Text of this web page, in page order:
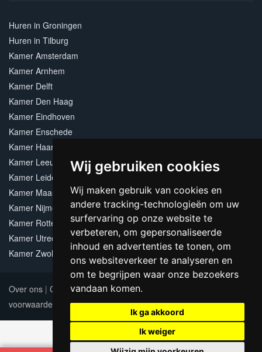
Wij gebruiken cookies
Wij maken gebruik van cookies en
andere tracking-technologieën om uw
surfervaring op onze website te
verbeteren, om gepersonaliseerde
inhoud en advertenties te tonen, om
ons websiteverkeer te analyseren en
om te begrijpen waar onze bezoekers
vandaan komen.
Ik ga akkoord
Ik weiger
Huren in Groningen
Huren in Tilburg
Kamer Amsterdam
Kamer Arnhem
Kamer Delft
Kamer Den Haag
Kamer Eindhoven
Kamer Enschede
Kamer Haarlem
Kamer Leeuwarden
Kamer Leiden
Kamer Maastricht
Kamer Nijmegen
Kamer Rotterdam
Kamer Utrecht
Kamer Zwolle
Over ons | Contact|Adverteren|Sitemap
voorwaarden
Update cookies preferences